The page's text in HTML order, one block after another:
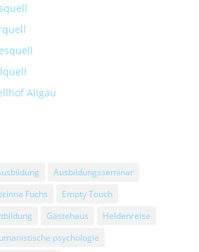
Allgäu
Ausbildungsseminar
Fuchs
Empty Touch
Gästehaus
Heldenreise
psychologie